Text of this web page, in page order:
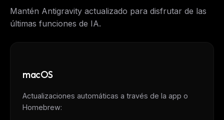
Mantén Antigravity actualizado para disfrutar de las
últimas funciones de IA.
macOS
Actualizaciones automáticas a través de la app o
Homebrew: